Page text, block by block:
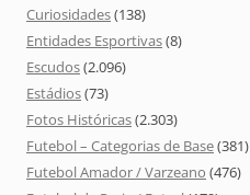
Curiosidades(138)
Entidades Esportivas(8)
Escudos(2.096)
Estádios(73)
Fotos Históricas(2.303)
Futebol – Categorias de Base(381)
Futebol Amador / Varzeano (476)